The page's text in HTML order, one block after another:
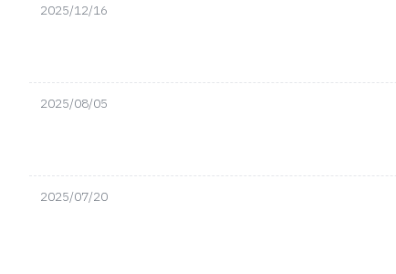
2025/12/16
2025/08/05
2025/07/20